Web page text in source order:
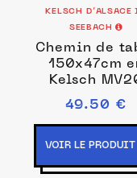
KELSCH D’ALSACE
SEEBACH
Chemin de
150x47cm
Kelsch
49.50 €
VOIR LE PRODUIT